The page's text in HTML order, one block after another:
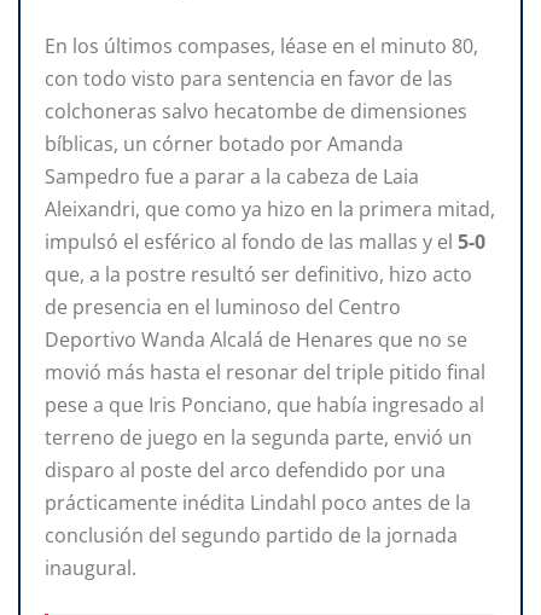
En los últimos compases, léase en el minuto 80,
con todo visto para sentencia en favor de las
colchoneras salvo hecatombe de dimensiones
bíblicas, un córner botado por Amanda
Sampedro fue a parar a la cabeza de Laia
Aleixandri, que como ya hizo en la primera mitad,
impulsó el esférico al fondo de las mallas y el 5-0
que, a la postre resultó ser definitivo, hizo acto
de presencia en el luminoso del Centro
Deportivo Wanda Alcalá de Henares que no se
movió más hasta el resonar del triple pitido final
pese a que Iris Ponciano, que había ingresado al
terreno de juego en la segunda parte, envió un
disparo al poste del arco defendido por una
prácticamente inédita Lindahl poco antes de la
conclusión del segundo partido de la jornada
inaugural.